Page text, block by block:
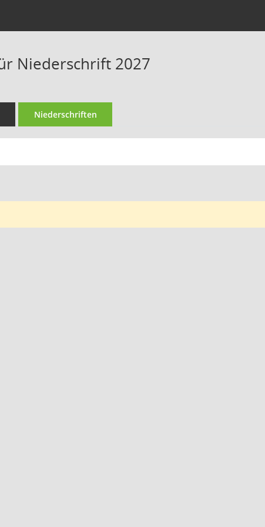
Niederschrift 2027
Niederschriften